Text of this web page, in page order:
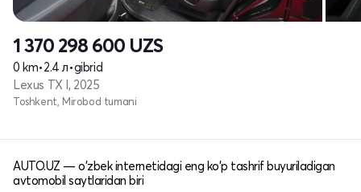
1 370 298 600 UZS
0 km•2.4 л•gibrid
Lexus TX I, 2025
Toshkent, Mirobod tumani
AUTO.UZ — o'zbek internetidagi eng ko'p tashrif buyuriladigan
avtomobil saytlaridan biri